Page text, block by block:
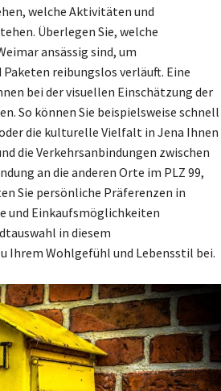
welche Aktivitäten und
Überlegen Sie, welche
ansässig sind, um
reibungslos verläuft. Eine
bei der visuellen Einschätzung der
So können Sie beispielsweise schnell
die kulturelle Vielfalt in Jena Ihnen
die Verkehrsanbindungen zwischen
an die anderen Orte im PLZ 99,
Sie persönliche Präferenzen in
und Einkaufsmöglichkeiten
in diesem
Ihrem Wohlgefühl und Lebensstil bei.